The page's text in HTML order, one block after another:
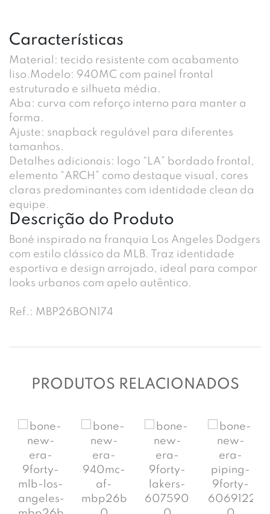
Características
Material: tecido resistente com acabamento
liso.Modelo: 940MC com painel frontal
estruturado e silhueta média.
Aba: curva com reforço interno para manter a
forma.
Ajuste: snapback regulável para diferentes
tamanhos.
Detalhes adicionais: logo “LA” bordado frontal,
elemento “ARCH” como destaque visual, cores
claras predominantes com identidade clean da
equipe.
Descrição do Produto
Boné inspirado na franquia Los Angeles Dodgers
com estilo clássico da MLB. Traz identidade
esportiva e design arrojado, ideal para compor
looks urbanos com apelo autêntico.
Ref.: MBP26BON174
PRODUTOS RELACIONADOS